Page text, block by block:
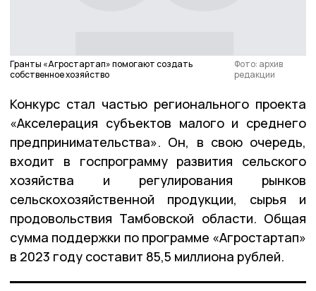
Гранты «Агростартап» помогают создать
собственное хозяйство
Фото: архив
редакции
Конкурс стал частью регионального проекта
«Акселерация субъектов малого и среднего
предпринимательства». Он, в свою очередь,
входит в госпрограмму развития сельского
хозяйства и регулирования рынков
сельскохозяйственной продукции, сырья и
продовольствия Тамбовской области. Общая
сумма поддержки по программе «Агростартап»
в 2023 году составит 85,5 миллиона рублей.